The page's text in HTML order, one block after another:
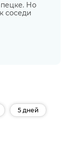
Но
соседи
5 дней